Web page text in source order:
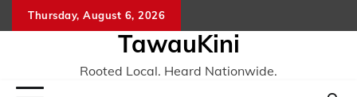
to
Thursday, August 6, 2026
TawauKini
Rooted Local. Heard Nationwide.